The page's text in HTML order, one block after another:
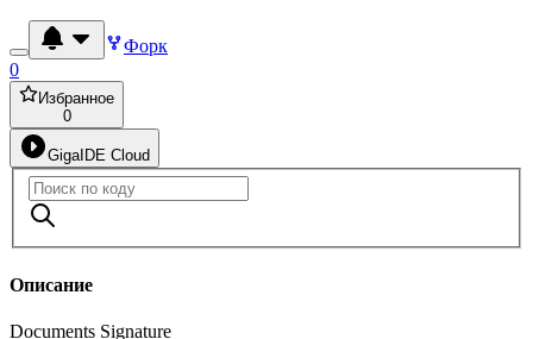
Форк
0
Избранное
0
GigaIDE Cloud
Описание
Documents Signature